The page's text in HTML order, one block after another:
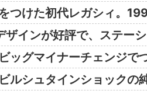
つけた初代レガシィ。
インが好評で、ステー
ッグマイナーチェンジで
ルシュタインショックの